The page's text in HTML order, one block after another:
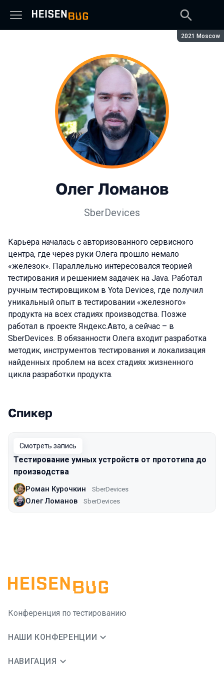
Сезон:
2021 Moscow
Олег Ломанов
SberDevices
Карьера началась с авторизованного сервисного
центра, где через руки Олега прошло немало
«железок». Параллельно интересовался теорией
тестирования и решением задачек на Java. Работал
ручным тестировщиком в Yota Devices, где получил
уникальный опыт в тестировании «железного»
продукта на всех стадиях производства. Позже
работал в проекте Яндекс.Авто, а сейчас – в
SberDevices. В обязанности Олега входит разработка
методик, инструментов тестирования и локализация
найденных проблем на всех стадиях жизненного
цикла разработки продукта.
Выступления в сезоне 2021 Moscow
Спикер
Смотреть запись
Тестирование умных устройств от прототипа до
производства
Роман Курочкин SberDevices
Олег Ломанов SberDevices
Конференция по тестированию
НАШИ КОНФЕРЕНЦИИ
НАВИГАЦИЯ